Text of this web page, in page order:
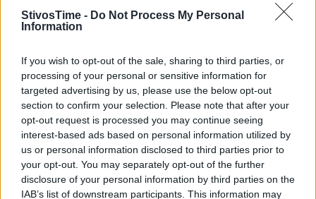
StivosTime - Do Not Process My Personal
Information
If you wish to opt-out of the sale, sharing to third parties, or
processing of your personal or sensitive information for
targeted advertising by us, please use the below opt-out
section to confirm your selection. Please note that after your
opt-out request is processed you may continue seeing
interest-based ads based on personal information utilized by
us or personal information disclosed to third parties prior to
your opt-out. You may separately opt-out of the further
disclosure of your personal information by third parties on the
IAB’s list of downstream participants. This information may
Ευρωπαϊκό Πρωτάθλημα Κ23: Νέο πανελλήνιο ρεκόρ η
Εθνική Ανδρών στα 4×100 μ.
Άγγιξε το μετάλλιο η Εθνική Ανδρών 4x100 μ. στο Ευρωπαϊκό
Πρωτάθλημα Κ23
15/07/2023 • 18:21